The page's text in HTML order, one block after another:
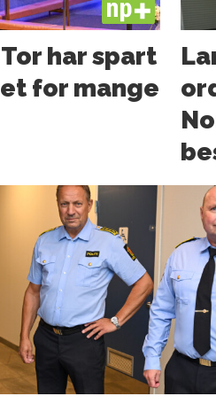
PLUS
har spart
for mange